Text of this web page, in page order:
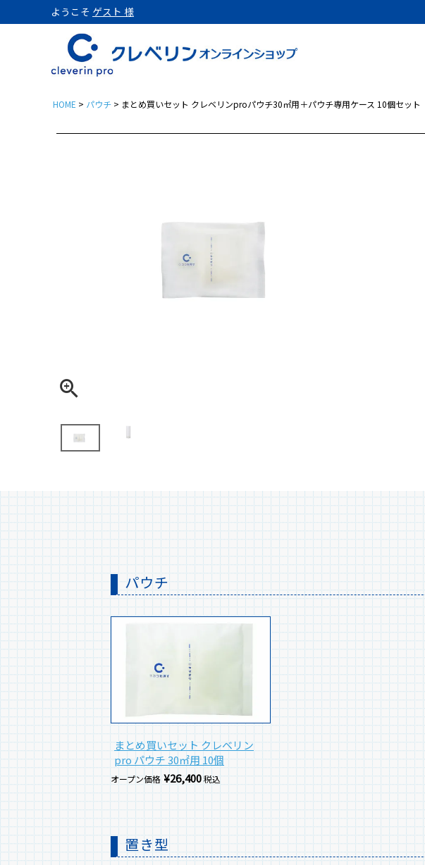
ようこそ ゲスト 様
クレベリンpro パウチ 30㎡用 10個
クレベリンproパウチ30㎡用＋パウチ専用ケー
HOME パウチ まとめ買いセット クレベリンproパウチ30㎡用＋パウチ専用ケース 10個セット
パウチ
まとめ買いセット クレベリン
pro パウチ 30㎡用 10個
オープン価格 ¥26,400税込
置き型